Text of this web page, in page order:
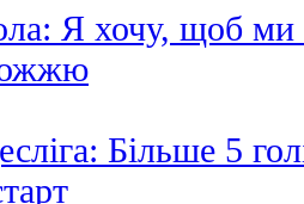
Я хочу, щоб ми
Більше 5